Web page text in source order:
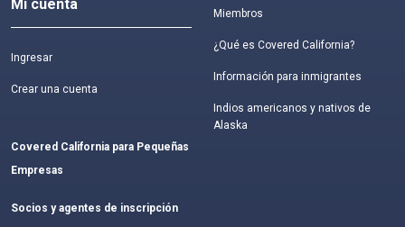
Mi cuenta
Ingresar
Crear una cuenta
Covered California para Pequeñas
Empresas
Socios y agentes de inscripción
Miembros
¿Qué es Covered California?
Información para inmigrantes
Indios americanos y nativos de
Alaska